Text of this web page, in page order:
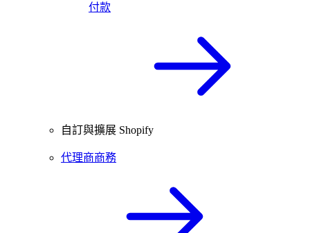
付款
自訂與擴展 Shopify
代理商商務